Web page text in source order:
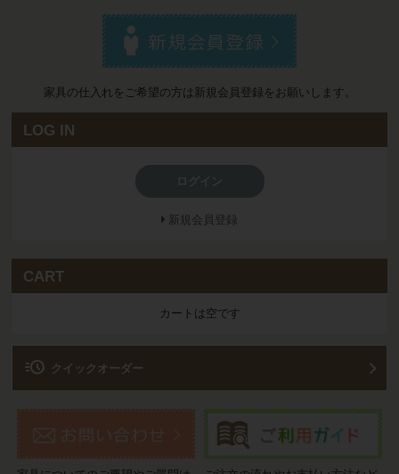
家具の仕入れをご希望の方は新規会員登録をお願いします。
LOG IN
新規会員登録
CART
カートは空です
acute クイックオーダー